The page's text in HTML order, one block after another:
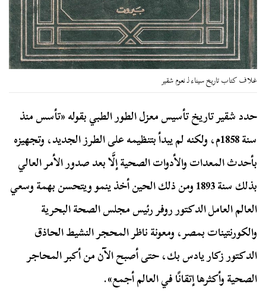
غلاف كتاب تاريخ سيناء لـ نعوم شقير
حدد شقير تاريخ تأسيس معزل الطور الطبي بقوله «تأسس منذ
سنة 1858م، ولكنه لم يبدأ بتنظيمه على الطرز الجديد، وتجهيزه
بأحدث المعدات والأدوات الصحية إلَّا بعد صدور الأمر العالي
بذلك سنة 1893 ومن ذلك الحين أخذ ينمو ويتحسن بهمة وسعي
العالم العامل الدكتور روفر رئيس مجلس الصحة البحرية
والكورنتينات بمصر، ومعونة ناظر المحجر النشيط الحاذق
الدكتور زكار يادس بك، حتى أصبح الآن من أكبر المحاجر
الصحية وأكثرها إتقانًا في العالم أجمع».